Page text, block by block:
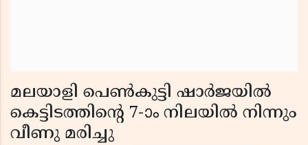
മലയാളി പെണ്‍കുട്ടി ഷാര്‍ജയില്‍
കെട്ടിടത്തിന്റെ 7-ാം നിലയില്‍ നിന്നും
വീണു മരിച്ചു